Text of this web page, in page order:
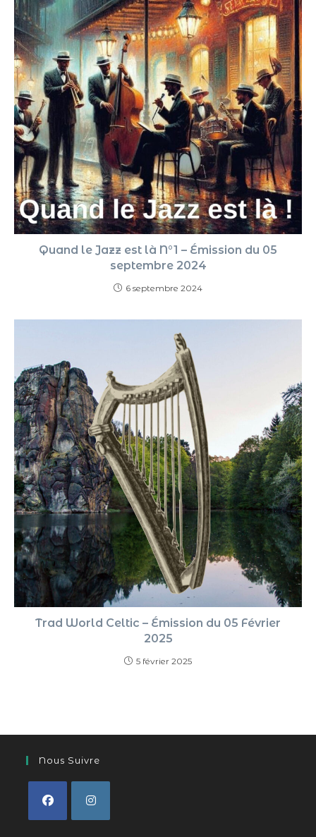
Quand le Jazz est là N°1 – Émission du 05
septembre 2024
6 septembre 2024
Trad World Celtic – Émission du 05 Février
2025
5 février 2025
Nous Suivre